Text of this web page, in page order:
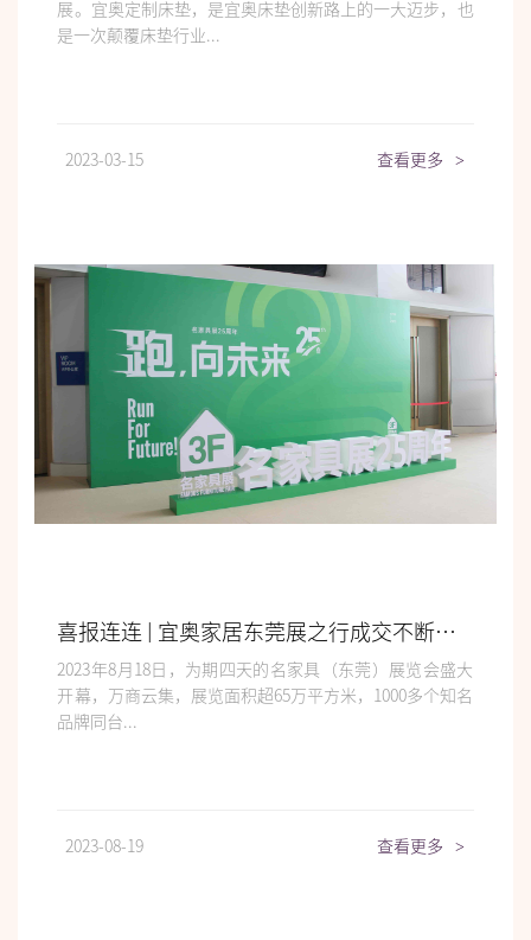
展。宜奥定制床垫，是宜奥床垫创新路上的一大迈步，也
是一次颠覆床垫行业...
2023-03-15 查看更多 >
喜报连连 | 宜奥家居东莞展之行成交不断，圆满收官！
2023年8月18日，为期四天的名家具（东莞）展览会盛大
开幕，万商云集，展览面积超65万平方米，1000多个知名
品牌同台...
2023-08-19 查看更多 >